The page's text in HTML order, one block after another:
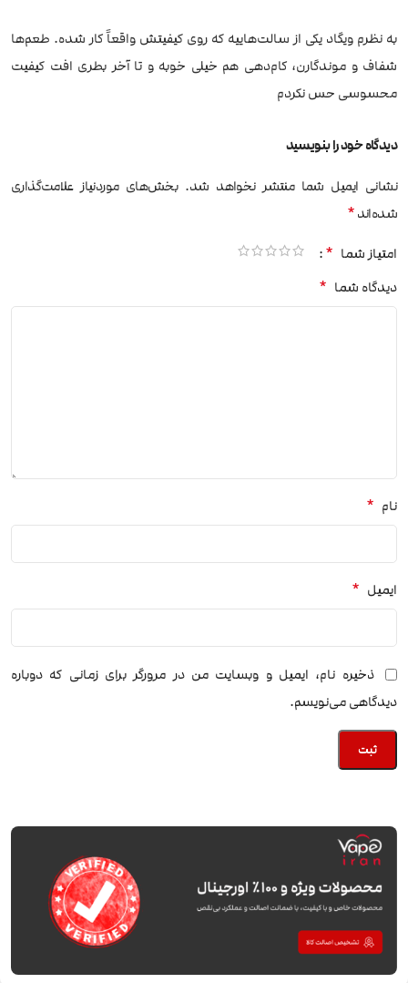
به نظرم ویگاد یکی از سالت‌هاییه که روی کیفیتش واقعاً کار شده. طعم‌ها
شفاف و موندگارن، کام‌دهی هم خیلی خوبه و تا آخر بطری افت کیفیت
محسوسی حس نکردم
دیدگاه خود را بنویسید
نشانی ایمیل شما منتشر نخواهد شد. بخش‌های موردنیاز علامت‌گذاری
شده‌اند*
امتیاز شما *
دیدگاه شما *
نام *
ایمیل *
ذخیره نام، ایمیل و وبسایت من در مرورگر برای زمانی که دوباره
دیدگاهی می‌نویسم.